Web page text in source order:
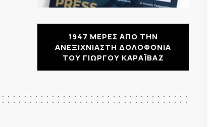
1947 ΜΕΡΕΣ ΑΠΟ ΤΗΝ
ΑΝΕΞΙΧΝΙΑΣΤΗ ΔΟΛΟΦΟΝΙΑ
ΤΟΥ ΓΙΩΡΓΟΥ ΚΑΡΑΪΒΑΖ